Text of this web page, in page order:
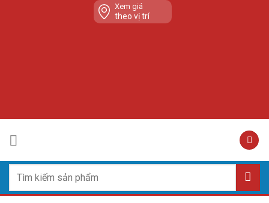
Xem giá
theo vị trí
kiếm: